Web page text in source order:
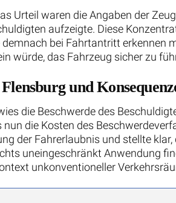
Urteil waren die Angaben der
aufzeigte. Diese
bei Fahrtantritt erkennen
würde, das Fahrzeug sicher zu
und
die Beschwerde des
die Kosten des
der Fahrerlaubnis und stellte
uneingeschränkt Anwendung
unkonventioneller